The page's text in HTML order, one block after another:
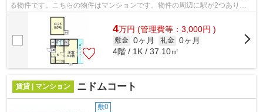
る物件です。こちらの物件はマンションです。物件の周辺に駅が2つあり、
よく電車を利用する方にピッタリです。...
4万円 (管理費等：3,000円 )
敷金 0ヶ月 礼金 0ヶ月
4階 / 1K / 37.10㎡
賃貸 | マンション ニドムコート
敷0